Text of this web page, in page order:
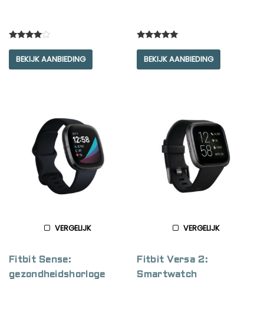
out of 5
BEKIJK AANBIEDING
out of 5
BEKIJK AANBIEDING
VERGELIJK
Fitbit Sense:
gezondheidshorloge
VERGELIJK
Fitbit Versa 2:
Smartwatch